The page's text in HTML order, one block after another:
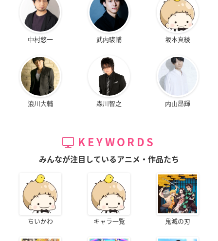
中村悠一 武内駿輔 坂本真綾
浪川大輔 森川智之 内山昂輝
KEYWORDS
みんなが注目しているアニメ・作品たち
ちいかわ キャラ一覧 鬼滅の刃